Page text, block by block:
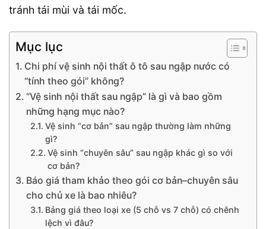
tránh tái mùi và tái mốc.
Mục lục
Chi phí vệ sinh nội thất ô tô sau ngập nước có
“tính theo gói” không?
“Vệ sinh nội thất sau ngập” là gì và bao gồm
những hạng mục nào?
Vệ sinh “cơ bản” sau ngập thường làm những
gì?
Vệ sinh “chuyên sâu” sau ngập khác gì so với
cơ bản?
Báo giá tham khảo theo gói cơ bản–chuyên sâu
cho chủ xe là bao nhiêu?
Bảng giá theo loại xe (5 chỗ vs 7 chỗ) có chênh
lệch vì đâu?